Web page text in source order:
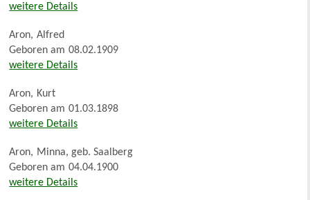
weitere Details
Aron, Alfred
Geboren am 08.02.1909
weitere Details
Aron, Kurt
Geboren am 01.03.1898
weitere Details
Aron, Minna, geb. Saalberg
Geboren am 04.04.1900
weitere Details